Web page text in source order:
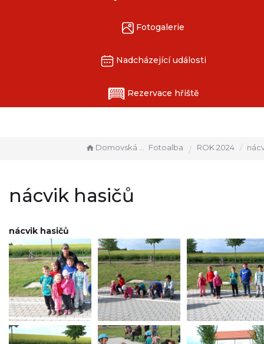
Fotogalerie
Nadcházející události
Rezervace hřiště
Domovská stránka Fotoalba ROK 2024
nácvik hasičů
nácvik hasičů